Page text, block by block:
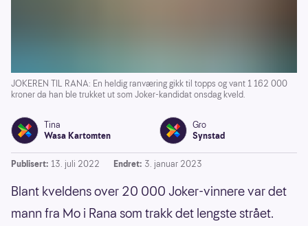
JOKEREN TIL RANA: En heldig ranværing gikk til topps og vant 1 162 000
kroner da han ble trukket ut som Joker-kandidat onsdag kveld.
Tina
Wasa Kartomten
Gro
Synstad
Publisert: 13. juli 2022 Endret: 3. januar 2023
Blant kveldens over 20 000 Joker-vinnere var det
mann fra Mo i Rana som trakk det lengste strået.